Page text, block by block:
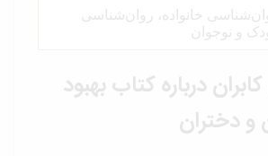
خانواده، روان‌شناسی
نوجوان
درباره کتاب بهبود
دختران